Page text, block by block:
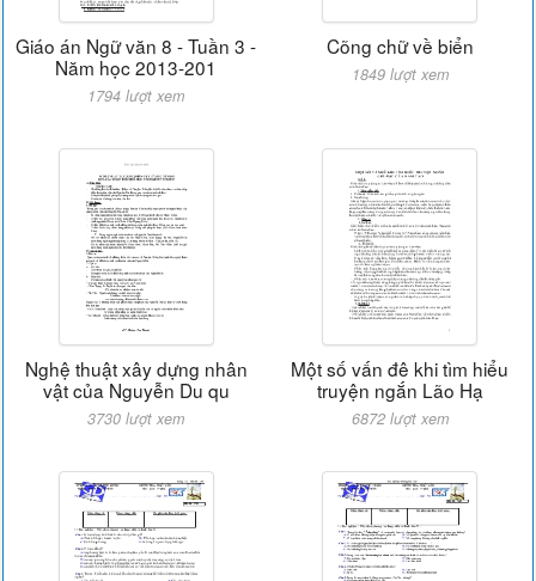
Giáo án Ngữ văn 8 - Tuần 3 -
Năm học 2013-201
1794 lượt xem
Cõng chữ về biển
1849 lượt xem
Nghệ thuật xây dựng nhân
vật của Nguyễn Du qu
3730 lượt xem
Một số vấn đê khi tìm hiểu
truyện ngắn Lão Hạ
6872 lượt xem